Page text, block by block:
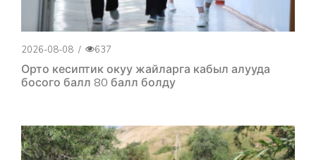
2026-08-08 / 637
Орто кесиптик окуу жайларга кабыл алууда
босого балл 80 балл болду